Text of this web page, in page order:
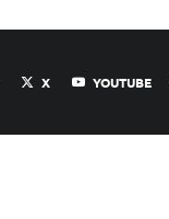
X YOUTUBE